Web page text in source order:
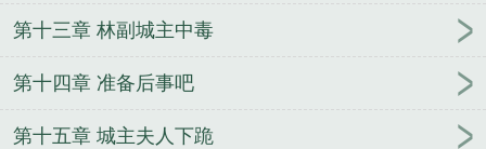
第十三章 林副城主中毒
第十四章 准备后事吧
第十五章 城主夫人下跪